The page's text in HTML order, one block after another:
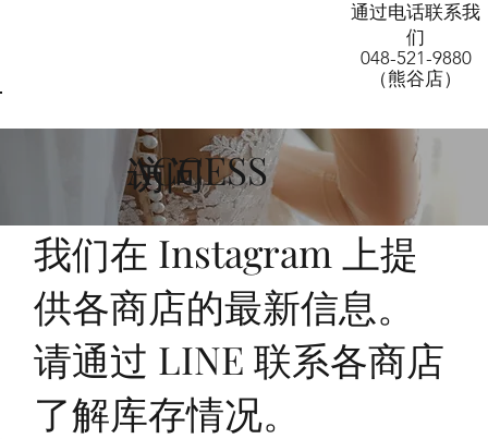
通过电话联系我
们
048-521-9880
（熊谷店）
ACCESS
​访问
我们在 Instagram 上提
供各商店的最新信息。
请通过 LINE 联系各商店
了解库存情况。